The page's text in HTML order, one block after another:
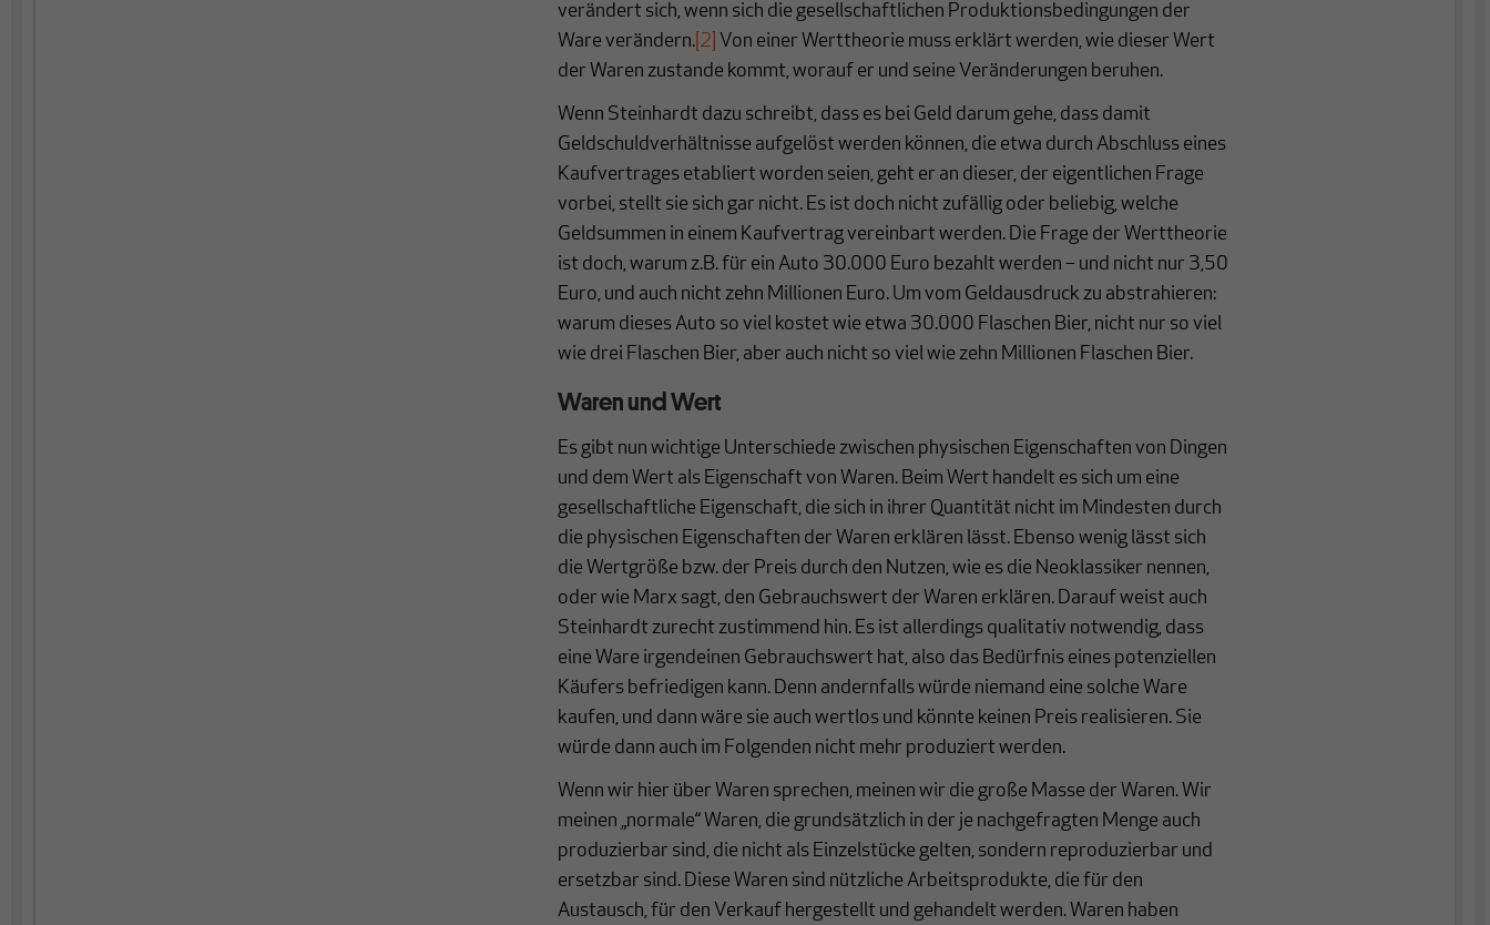
verändert sich, wenn sich die gesellschaftlichen Produktionsbedingungen der
Ware verändern.[2] Von einer Werttheorie muss erklärt werden, wie dieser Wert
der Waren zustande kommt, worauf er und seine Veränderungen beruhen.
Wenn Steinhardt dazu schreibt, dass es bei Geld darum gehe, dass damit
Geldschuldverhältnisse aufgelöst werden können, die etwa durch Abschluss eines
Kaufvertrages etabliert worden seien, geht er an dieser, der eigentlichen Frage
vorbei, stellt sie sich gar nicht. Es ist doch nicht zufällig oder beliebig, welche
Geldsummen in einem Kaufvertrag vereinbart werden. Die Frage der Werttheorie
ist doch, warum z.B. für ein Auto 30.000 Euro bezahlt werden – und nicht nur 3,50
Euro, und auch nicht zehn Millionen Euro. Um vom Geldausdruck zu abstrahieren:
warum dieses Auto so viel kostet wie etwa 30.000 Flaschen Bier, nicht nur so viel
wie drei Flaschen Bier, aber auch nicht so viel wie zehn Millionen Flaschen Bier.
Waren und Wert
Es gibt nun wichtige Unterschiede zwischen physischen Eigenschaften von Dingen
und dem Wert als Eigenschaft von Waren. Beim Wert handelt es sich um eine
gesellschaftliche Eigenschaft, die sich in ihrer Quantität nicht im Mindesten durch
die physischen Eigenschaften der Waren erklären lässt. Ebenso wenig lässt sich
die Wertgröße bzw. der Preis durch den Nutzen, wie es die Neoklassiker nennen,
oder wie Marx sagt, den Gebrauchswert der Waren erklären. Darauf weist auch
Steinhardt zurecht zustimmend hin. Es ist allerdings qualitativ notwendig, dass
eine Ware irgendeinen Gebrauchswert hat, also das Bedürfnis eines potenziellen
Käufers befriedigen kann. Denn andernfalls würde niemand eine solche Ware
kaufen, und dann wäre sie auch wertlos und könnte keinen Preis realisieren. Sie
würde dann auch im Folgenden nicht mehr produziert werden.
Wenn wir hier über Waren sprechen, meinen wir die große Masse der Waren. Wir
meinen „normale“ Waren, die grundsätzlich in der je nachgefragten Menge auch
produzierbar sind, die nicht als Einzelstücke gelten, sondern reproduzierbar und
ersetzbar sind. Diese Waren sind nützliche Arbeitsprodukte, die für den
Austausch, für den Verkauf hergestellt und gehandelt werden. Waren haben